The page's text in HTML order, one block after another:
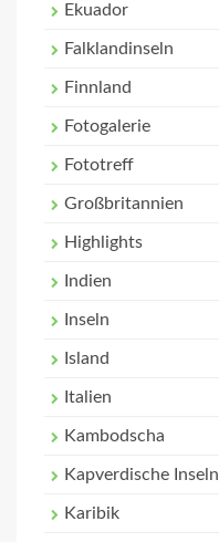
Ekuador
Falklandinseln
Finnland
Fotogalerie
Fototreff
Großbritannien
Highlights
Indien
Inseln
Island
Italien
Kambodscha
Kapverdische Inseln
Karibik